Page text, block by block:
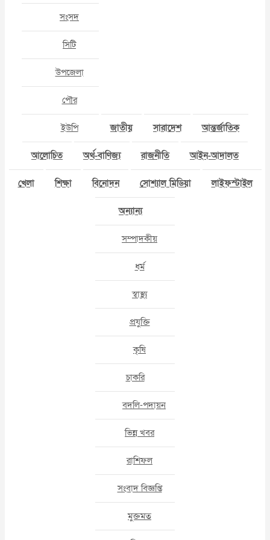
সংসদ
সিটি
উপজেলা
পৌর
ইউপি জাতীয় সারাদেশ আন্তর্জাতিক
আলোচিত অর্থ-বাণিজ্য রাজনীতি আইন-আদালত
খেলা শিক্ষা বিনোদন সোশ্যাল মিডিয়া লাইফস্টাইল
অন্যান্য
সম্পাদকীয়
ধর্ম
স্বাস্থ্য
প্রযুক্তি
কৃষি
চাকরি
বদলি-পদায়ন
ভিন্ন খবর
রাশিফল
সংবাদ বিজ্ঞপ্তি
মুক্তমত